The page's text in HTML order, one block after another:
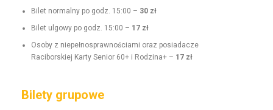
Bilet nor­mal­ny po godz. 15:00 – 30 zł
Bilet ulgo­wy po godz. 15:00 – 17 zł
Oso­by z niepełnosprawnoś­ci­a­mi oraz posi­adacze
Raci­borskiej Kar­ty Senior 60+ i Rodz­i­na+ – 17 zł
Bilety grupowe